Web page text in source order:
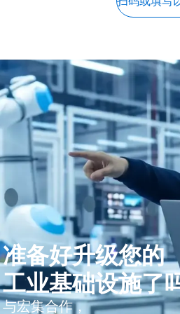
准备好升级您的
工业基础设施了
与宏集合作，